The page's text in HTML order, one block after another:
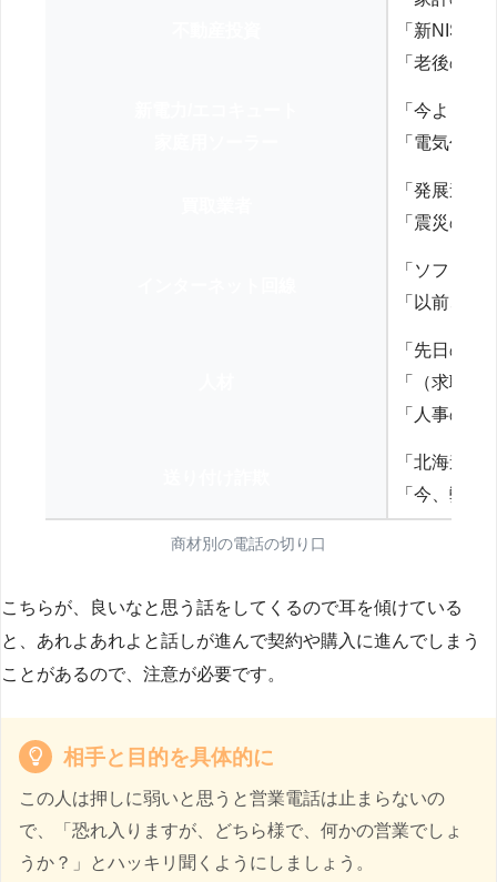
「新NISA
「老後の
「今より
「電気代を
「発展途
「震災の
「ソフト
「以前、
「先日の
「（求職
「人事の方
「北海道
「今、弊
商材別の電話の切り口
こちらが、良いなと思う話をしてくるので耳を傾けている
と、あれよあれよと話しが進んで契約や購入に進んでしまう
ことがあるので、注意が必要です。
相手と目的を具体的に
この人は押しに弱いと思うと営業電話は止まらないの
で、「恐れ入りますが、どちら様で、何かの営業でしょ
うか？」とハッキリ聞くようにしましょう。